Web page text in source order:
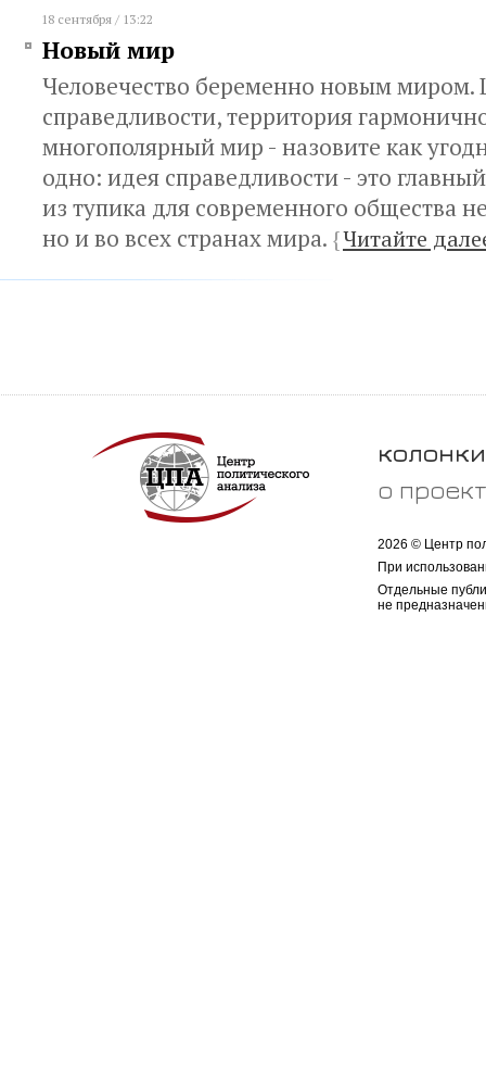
18 сентября / 13:22
Новый мир
Человечество беременно новым миром.
справедливости, территория
многополярный мир - назовите как
одно: идея справедливости - это
из тупика для современного общества
но и во всех странах мира. {Читайте
колонки
о
2026 © Центр
При
Отдельные
не